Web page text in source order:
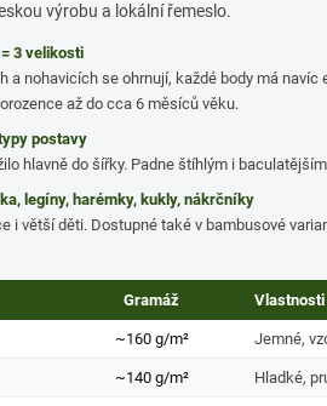
výrobu a lokální řemeslo.
3 velikosti
a nohavicích se ohrnují, každé body má
až do cca 6 měsíců věku.
postavy
hlavně do šířky. Padne štíhlým i
legíny, harémky, kukly, nákrčníky
i větší děti. Dostupné také v bambusové
Gramáž Vlastnosti
~160 g/m² Jemné,
~140 g/m² Hladké,